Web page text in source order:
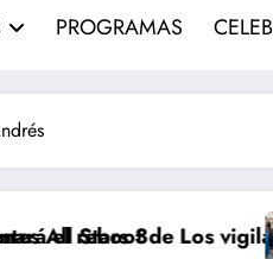
PROGRAMAS
de la playa en
Disney+